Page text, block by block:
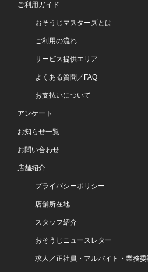
ご利用ガイド
おそうじマスターズとは
ご利用の流れ
サービス提供エリア
よくある質問／FAQ
お支払いについて
アンケート
お知らせ一覧
お問い合わせ
店舗紹介
プライバシーポリシー
店舗所在地
スタッフ紹介
おそうじニュースレター
求人／正社員・アルバイト・業務